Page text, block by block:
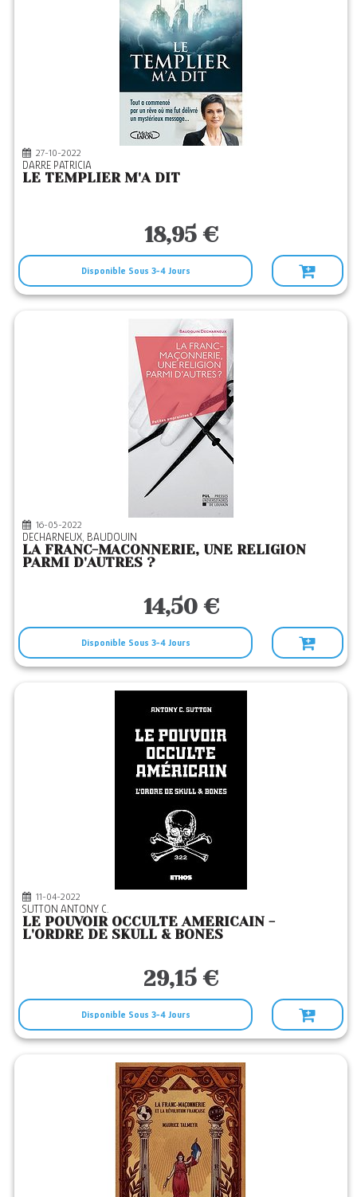
27-10-2022
DARRE PATRICIA
LE TEMPLIER M'A DIT
18,95 €
Disponible Sous 3-4 Jours
16-05-2022
DECHARNEUX, BAUDOUIN
LA FRANC-MACONNERIE, UNE RELIGION
PARMI D'AUTRES ?
14,50 €
Disponible Sous 3-4 Jours
11-04-2022
SUTTON ANTONY C.
LE POUVOIR OCCULTE AMERICAIN -
L'ORDRE DE SKULL & BONES
29,15 €
Disponible Sous 3-4 Jours